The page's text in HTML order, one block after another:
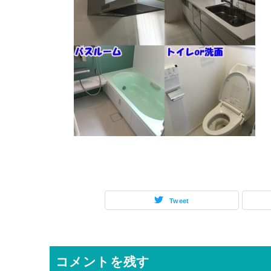
Tweet
コメントを残す